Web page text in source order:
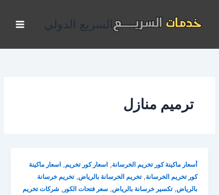
المحتوى
السريع الدولي
ترميم منازل
أسعار ماكينة كور تخريم الخرسانة, اسعار كور تخريم, اسعار ماكينة
كور تخريم الخرسانة,تخريم الخرسانة بالرياض,تخريم خرسانة
بالرياض,تكسير خرسانة بالرياض,سعر فتحات الكور ,شركات تخريم